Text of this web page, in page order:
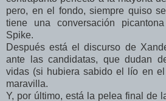
pero, en el fondo, siempre quiso
tiene una conversación
Spike.
Después está el discurso de
ante las candidatas, que dudan
vidas (si hubiera sabido el lío en
maravilla.
Y, por último, está la pelea final de